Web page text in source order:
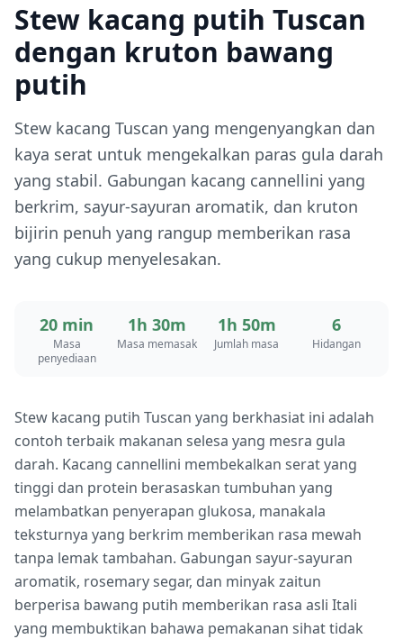
Stew kacang putih Tuscan
dengan kruton bawang
putih
Stew kacang Tuscan yang mengenyangkan dan
kaya serat untuk mengekalkan paras gula darah
yang stabil. Gabungan kacang cannellini yang
berkrim, sayur-sayuran aromatik, dan kruton
bijirin penuh yang rangup memberikan rasa
yang cukup menyelesakan.
20 min
Masa
penyediaan
1h 30m
Masa memasak
1h 50m
Jumlah masa
6
Hidangan
Stew kacang putih Tuscan yang berkhasiat ini adalah
contoh terbaik makanan selesa yang mesra gula
darah. Kacang cannellini membekalkan serat yang
tinggi dan protein berasaskan tumbuhan yang
melambatkan penyerapan glukosa, manakala
teksturnya yang berkrim memberikan rasa mewah
tanpa lemak tambahan. Gabungan sayur-sayuran
aromatik, rosemary segar, dan minyak zaitun
berperisa bawang putih memberikan rasa asli Itali
yang membuktikan bahawa pemakanan sihat tidak